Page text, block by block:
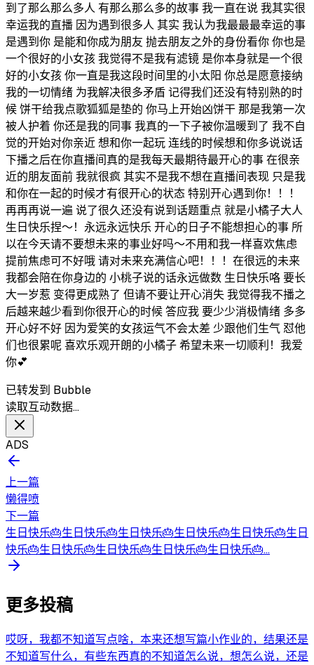
到了那么那么多人 有那么那么多的故事 我一直在说 我其实很
幸运我的直播 因为遇到很多人 其实 我认为我最最最幸运的事
是遇到你 是能和你成为朋友 抛去朋友之外的身份看你 你也是
一个很好的小女孩 我觉得不是我有滤镜 是你本身就是一个很
好的小女孩 你一直是我这段时间里的小太阳 你总是愿意接纳
我的一切情绪 为我解决很多矛盾 记得我们还没有特别熟的时
候 饼干给我点歌狐狐是垫的 你马上开始凶饼干 那是我第一次
被人护着 你还是我的同事 我真的一下子被你温暖到了 我不自
觉的开始对你亲近 想和你一起玩 连线的时候想和你多说说话
下播之后在你直播间真的是我每天最期待最开心的事 在很亲
近的朋友面前 我就很疯 其实不是我不想在直播间表现 只是我
和你在一起的时候才有很开心的状态 特别开心遇到你！！！
再再再说一遍 说了很久还没有说到话题重点 就是小橘子大人
生日快乐捏～！永远永远快乐 开心的日子不能想担心的事 所
以在今天请不要想未来的事业好吗～不用和我一样喜欢焦虑
提前焦虑可不好哦 请对未来充满信心吧！！！在很远的未来
我都会陪在你身边的 小桃子说的话永远做数 生日快乐咯 要长
大一岁惹 变得更成熟了 但请不要让开心消失 我觉得我不播之
后越来越少看到你很开心的时候 答应我 要少少消极情绪 多多
开心好不好 因为爱笑的女孩运气不会太差 少跟他们生气 怼他
们也很累呢 喜欢乐观开朗的小橘子 希望未来一切顺利！我爱
你💕
已转发到 Bubble
读取互动数据…
ADS
上一篇
懒得喷
下一篇
生日快乐🎂生日快乐🎂生日快乐🎂生日快乐🎂生日快乐🎂生日
快乐🎂生日快乐🎂生日快乐🎂生日快乐🎂生日快乐🎂...
更多投稿
哎呀，我都不知道写点啥，本来还想写篇小作业的，结果还是
不知道写什么，有些东西真的不知道怎么说，想怎么说，还是